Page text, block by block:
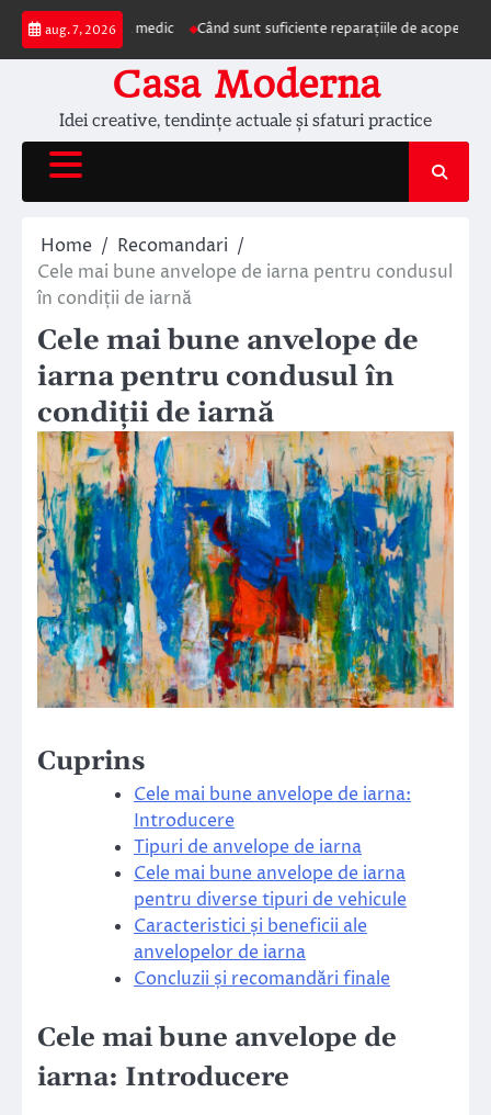
Skip
content
aug. 7, 2026
la medic Când sunt suficiente reparațiile de acoperiș și când
Casa Moderna
Idei creative, tendințe actuale și sfaturi practice
Home
Recomandari
Cele mai bune anvelope de iarna pentru condusul
în condiții de iarnă
Cele mai bune anvelope de
iarna pentru condusul în
condiții de iarnă
Cuprins
Cele mai bune anvelope de iarna:
Introducere
Tipuri de anvelope de iarna
Cele mai bune anvelope de iarna
pentru diverse tipuri de vehicule
Caracteristici și beneficii ale
anvelopelor de iarna
Concluzii și recomandări finale
Cele mai bune anvelope de
iarna: Introducere